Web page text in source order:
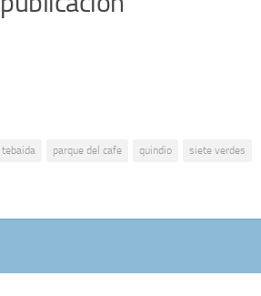
tebaida parque del cafe quindio siete verdes